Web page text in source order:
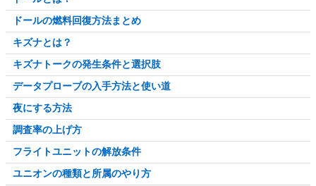
ドールの燃料回復方法まとめ
キズナとは？
キズナトークの発生条件と選択肢
データプローブの入手方法と使い道
夜にする方法
調査率の上げ方
フライトユニットの解放条件
ユニオンの種類と所属のやり方